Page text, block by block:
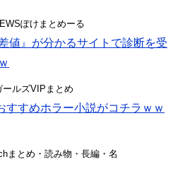
ぽけまとめーる
値』が分かるサイトで診断を受
ールズVIPまとめ
すすめホラー小説がコチラｗｗ
まとめ・読み物・長編・名